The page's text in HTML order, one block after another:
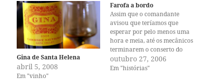
Gina de Santa Helena
abril 5, 2008
Em "vinho"
Farofa a bordo
Assim que o comandante
avisou que teríamos que
esperar por pelo menos uma
hora e meia, até os mecânicos
terminarem o conserto do
problema no avião, eu ouvi o
barulho de desembrulhar de
outubro 27, 2006
Em "histórias"